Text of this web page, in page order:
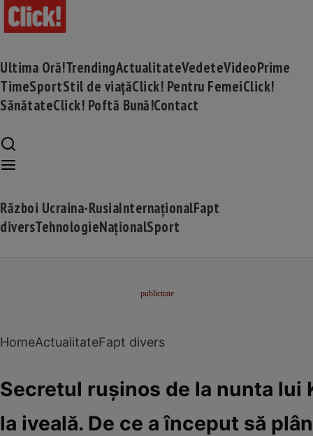
Ultima Oră!TrendingActualitateVedeteVideoPrime
TimeSportStil de viațăClick! Pentru FemeiClick!
SănătateClick! Poftă Bună!Contact
Război Ucraina-RusiaInternaționalFapt
diversTehnologieNaționalSport
HomeActualitateFapt divers
Secretul rușinos de la nunta
la iveală. De ce a început să